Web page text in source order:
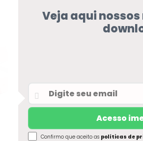
Veja aqui
Confirmo que aceito as políticas de